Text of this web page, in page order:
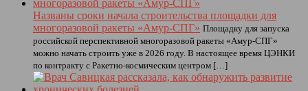
Названы сроки начала строительства площадки для
многоразовой ракеты «Амур-СПГ» Площадку для запуска
российской перспективной многоразовой ракеты «Амур-СПГ»
можно начать строить уже в 2026 году. В настоящее время ЦЭНКИ
по контракту с Ракетно-космическим центром […]